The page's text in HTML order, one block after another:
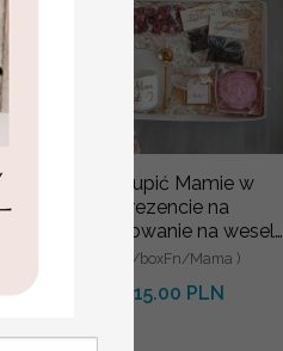
Co kupić Mamie w
prezencie na
podziękowanie na weselu,
fajne pomysły na prezent
( 20/boxFn/Mama )
215.00 PLN